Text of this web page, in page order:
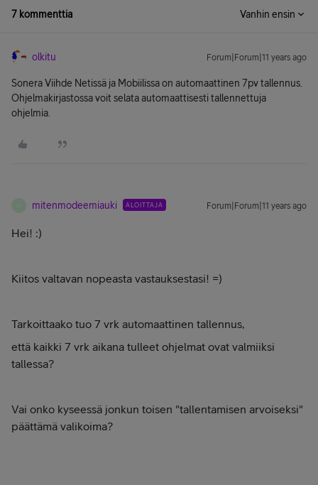
7 kommenttia Vanhin ensin
olkitu Forum|Forum|11 years ago
Sonera Viihde Netissä ja Mobiilissa on automaattinen 7pv tallennus.
Ohjelmakirjastossa voit selata automaattisesti tallennettuja
ohjelmia.
mitenmodeemiauki ALOITTAJA Forum|Forum|11 years ago
Hei! :)
Kiitos valtavan nopeasta vastauksestasi! =)
Tarkoittaako tuo 7 vrk automaattinen tallennus,
että kaikki 7 vrk aikana tulleet ohjelmat ovat valmiiksi
tallessa?
Vai onko kyseessä jonkun toisen "tallentamisen arvoiseksi"
päättämä valikoima?